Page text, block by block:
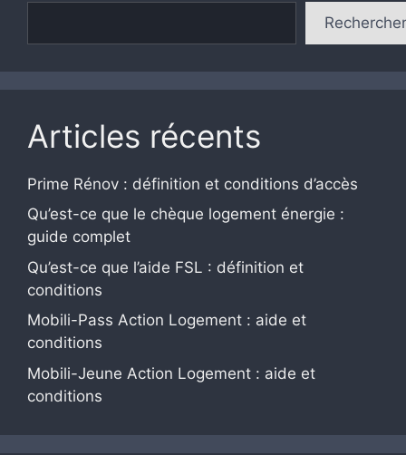
Rechercher
Articles récents
Prime Rénov : définition et conditions d’accès
Qu’est-ce que le chèque logement énergie :
guide complet
Qu’est-ce que l’aide FSL : définition et
conditions
Mobili-Pass Action Logement : aide et
conditions
Mobili-Jeune Action Logement : aide et
conditions